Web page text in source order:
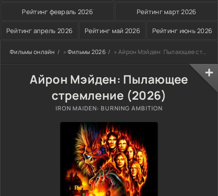
Рейтинг февраль 2026 Рейтинг март 2026
Рейтинг апрель 2026 Рейтинг май 2026 Рейтинг июнь 2026
Фильмы онлайн » Фильмы 2026 » Айрон Мэйден: Пылающее стремление (2026)
Айрон Мэйден: Пылающее
стремление (2026)
IRON MAIDEN: BURNING AMBITION